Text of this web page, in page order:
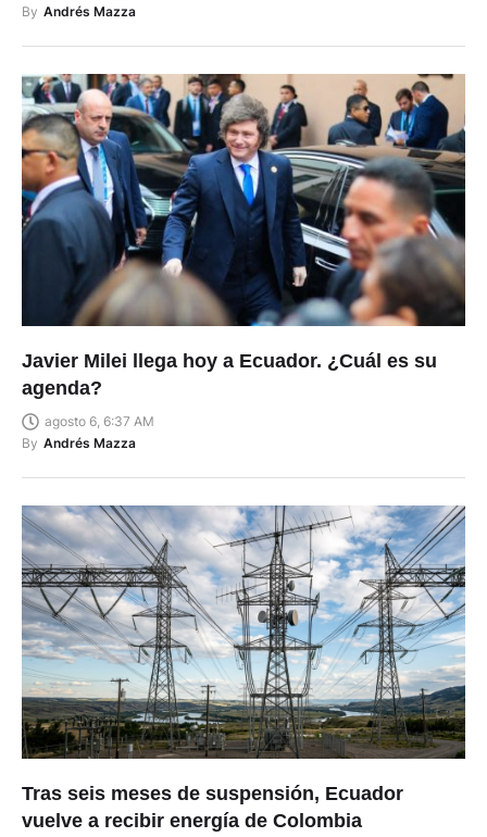
By Andrés Mazza
Javier Milei llega hoy a Ecuador. ¿Cuál es su
agenda?
agosto 6, 6:37 AM
By Andrés Mazza
Tras seis meses de suspensión, Ecuador
vuelve a recibir energía de Colombia